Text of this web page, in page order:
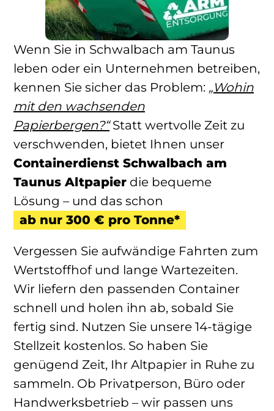
Wenn Sie in Schwalbach am Taunus
leben oder ein Unternehmen betreiben,
kennen Sie sicher das Problem: „Wohin
mit den wachsenden
Papierbergen?“Statt wertvolle Zeit zu
verschwenden, bietet Ihnen unser
Containerdienst Schwalbach am
Taunus Altpapier die bequeme
Lösung – und das schon
ab nur 300 € pro Tonne*
Vergessen Sie aufwändige Fahrten zum
Wertstoffhof und lange Wartezeiten.
Wir liefern den passenden Container
schnell und holen ihn ab, sobald Sie
fertig sind. Nutzen Sie unsere 14-tägige
Stellzeit kostenlos. So haben Sie
genügend Zeit, Ihr Altpapier in Ruhe zu
sammeln. Ob Privatperson, Büro oder
Handwerksbetrieb – wir passen uns